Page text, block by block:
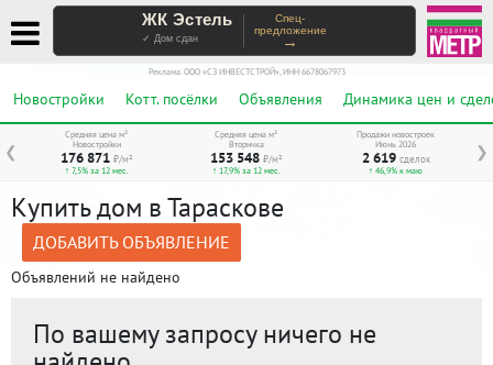
ЖК Эстель
✓ Дом сдан
Спец-
предложение
→
Реклама. ООО «СЗ ИНВЕСТСТРОЙ», ИНН 6678067973
Новостройки Котт. посёлки Объявления Динамика цен и
❮ ❯
Средняя цена м²
Новостройки
176 871 ₽/м²
↑ 7,5% за 12 мес.
Средняя цена м²
Вторичка
153 548 ₽/м²
↑ 17,9% за 12 мес.
Продажи новостроек
Июнь 2026
2 619 сделок
↑ 46,9% к маю
Купить дом в Тараскове
ДОБАВИТЬ ОБЪЯВЛЕНИЕ
Объявлений не найдено
По вашему запросу ничего не